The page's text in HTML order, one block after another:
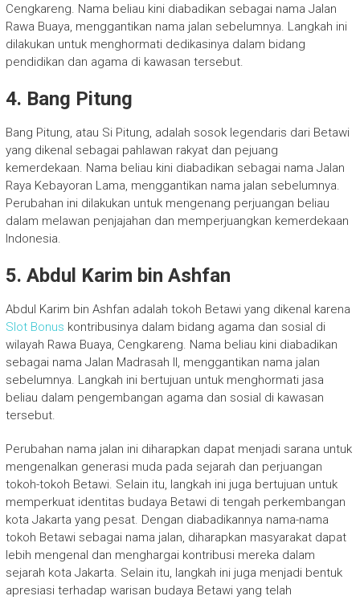
Cengkareng. Nama beliau kini diabadikan sebagai nama Jalan
Rawa Buaya, menggantikan nama jalan sebelumnya. Langkah ini
dilakukan untuk menghormati dedikasinya dalam bidang
pendidikan dan agama di kawasan tersebut.
4. Bang Pitung
Bang Pitung, atau Si Pitung, adalah sosok legendaris dari Betawi
yang dikenal sebagai pahlawan rakyat dan pejuang
kemerdekaan. Nama beliau kini diabadikan sebagai nama Jalan
Raya Kebayoran Lama, menggantikan nama jalan sebelumnya.
Perubahan ini dilakukan untuk mengenang perjuangan beliau
dalam melawan penjajahan dan memperjuangkan kemerdekaan
Indonesia.
5. Abdul Karim bin Ashfan
Abdul Karim bin Ashfan adalah tokoh Betawi yang dikenal karena
Slot Bonus kontribusinya dalam bidang agama dan sosial di
wilayah Rawa Buaya, Cengkareng. Nama beliau kini diabadikan
sebagai nama Jalan Madrasah II, menggantikan nama jalan
sebelumnya. Langkah ini bertujuan untuk menghormati jasa
beliau dalam pengembangan agama dan sosial di kawasan
tersebut.
Perubahan nama jalan ini diharapkan dapat menjadi sarana untuk
mengenalkan generasi muda pada sejarah dan perjuangan
tokoh-tokoh Betawi. Selain itu, langkah ini juga bertujuan untuk
memperkuat identitas budaya Betawi di tengah perkembangan
kota Jakarta yang pesat. Dengan diabadikannya nama-nama
tokoh Betawi sebagai nama jalan, diharapkan masyarakat dapat
lebih mengenal dan menghargai kontribusi mereka dalam
sejarah kota Jakarta. Selain itu, langkah ini juga menjadi bentuk
apresiasi terhadap warisan budaya Betawi yang telah